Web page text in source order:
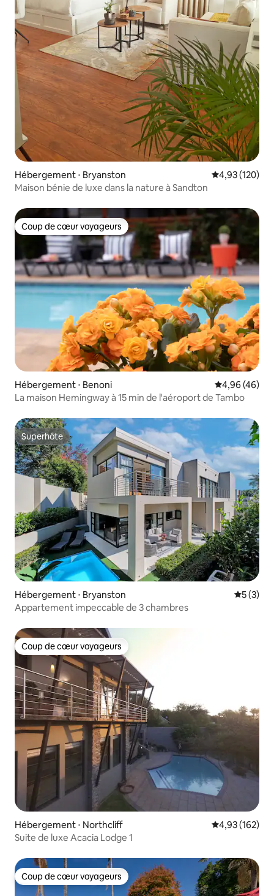
Hébergement ⋅ Bryanston Évaluation
4,93 (120)
Maison bénie de luxe dans la nature à Sandton
Coup de cœur voyageurs
Coup de cœur voyageurs
Hébergement ⋅ Benoni Évaluation
4,96 (46)
La maison Hemingway à 15 min de l'aéroport de Tambo
Superhôte
Superhôte
Hébergement ⋅ Bryanston
5 (3)
Appartement impeccable de 3 chambres
Coup de cœur voyageurs
Coup de cœur voyageurs
Hébergement ⋅ Northcliff Évaluation
4,93 (162)
Suite de luxe Acacia Lodge 1
Coup de cœur voyageurs
Coup de cœur voyageurs